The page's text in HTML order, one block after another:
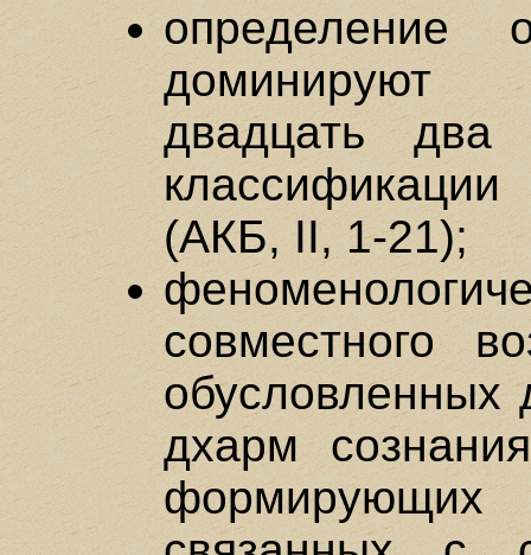
определение
доминируют
двадцать два
(АКБ, II, 1-21);
совместного
обусловленных
дхарм
формирующих